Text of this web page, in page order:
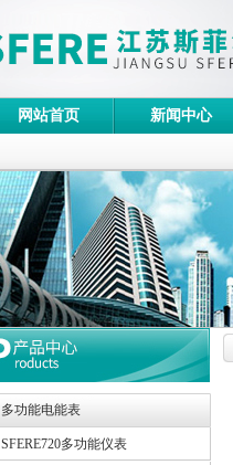
网站首页 新闻中心
多功能电能表
SFERE720多功能仪表